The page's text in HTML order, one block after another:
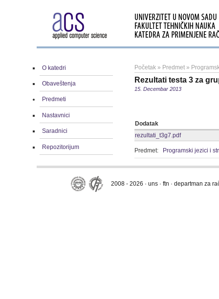
O katedri
Obaveštenja
Predmeti
Nastavnici
Saradnici
Repozitorijum
Početak » Predmet »
Rezultati testa 3 za
15. Decembar 2013
Dodatak
rezultati_t3g7.pdf
Predmet: Programski jezici i
2008 - 2026 · uns · ftn · departman za